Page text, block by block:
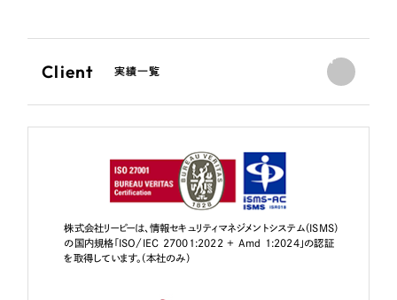
Client 実績一覧
株式会社リーピーは、情報セキュリティマネジメントシステム（ISMS）
の国内規格「ISO/IEC 27001:2022 + Amd 1:2024」の認証
を取得しています。（本社のみ）